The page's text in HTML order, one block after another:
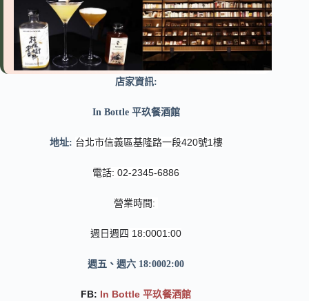
店家資訊:
In Bottle 平玖餐酒館
地址: 台北市信義區基隆路一段420號1樓
電話: 02-2345-6886
營業時間:
週日週四 18:0001:00
週五、週六 18:0002:00
FB: In Bottle 平玖餐酒館